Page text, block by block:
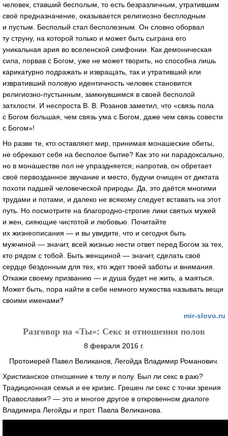
человек, ставший бесполым, то есть безразличным, утратившим
своё предназначение, оказывается религиозно бесплодным
и пустым. Бесполый стал бесполезным. Он словно оборвал
ту струну, на которой только и может быть сыграна его
уникальная ария во вселенской симфонии. Как демоническая
сила, порвав с Богом, уже не может творить, но способна лишь
карикатурно подражать и извращать, так и утративший или
извративший половую идентичность человек становится
религиозно-пустынным, замкнувшимся в своей бесполой
затхлости. И неспроста В. В. Розанов заметил, что «связь пола
с Богом большая, чем связь ума с Богом, даже чем связь совести
с Богом»!
Но разве те, кто оставляют мир, принимая монашеские обеты,
не обрекают себя на бесполое бытие? Как это ни парадоксально,
но в монашестве пол не упраздняется; напротив, он обретает
своё первозданное звучание и место, будучи очищен от диктата
похоти падшей человеческой природы. Да, это даётся многими
трудами и потами, и далеко не всякому следует вставать на этот
путь. Но посмотрите на благородно-строгие лики святых мужей
и жен, сияющие чистотой и любовью. Почитайте
их жизнеописания — и вы увидите, что и сегодня быть
мужчиной — значит, всей жизнью нести ответ перед Богом за тех,
кто рядом с тобой. Быть женщиной — значит, сделать своё
сердце бездонным для тех, кто ждет твоей заботы и внимания.
Откажи своему призванию — и душа будет не жить, а маяться.
Может быть, пора найти в себе немного мужества называть вещи
своими именами?
mir-slovo.ru
Разговор на «Ты»: Секс и отношения полов
8 февраля 2016 г.
Протоиерей Павел Великанов, Легойда Владимир Романович.
Христианское отношение к телу и полу. Был ли секс в раю?
Традиционная семья и ее кризис. Грешен ли секс с точки зрения
Православия? — это и многое другое в откровенном диалоге
Владимира Легойды и прот. Павла Великанова.